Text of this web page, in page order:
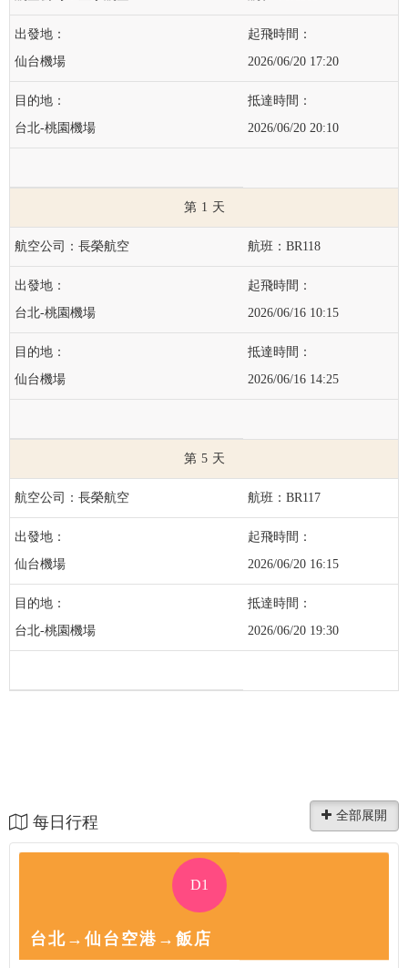
仙台機場 2026/06/20 17:20
台北-桃園機場 2026/06/20 20:10
1
長榮航空 BR118
台北-桃園機場 2026/06/16 10:15
仙台機場 2026/06/16 14:25
5
長榮航空 BR117
仙台機場 2026/06/20 16:15
台北-桃園機場 2026/06/20 19:30
每日行程
D1
台北→仙台空港→飯店